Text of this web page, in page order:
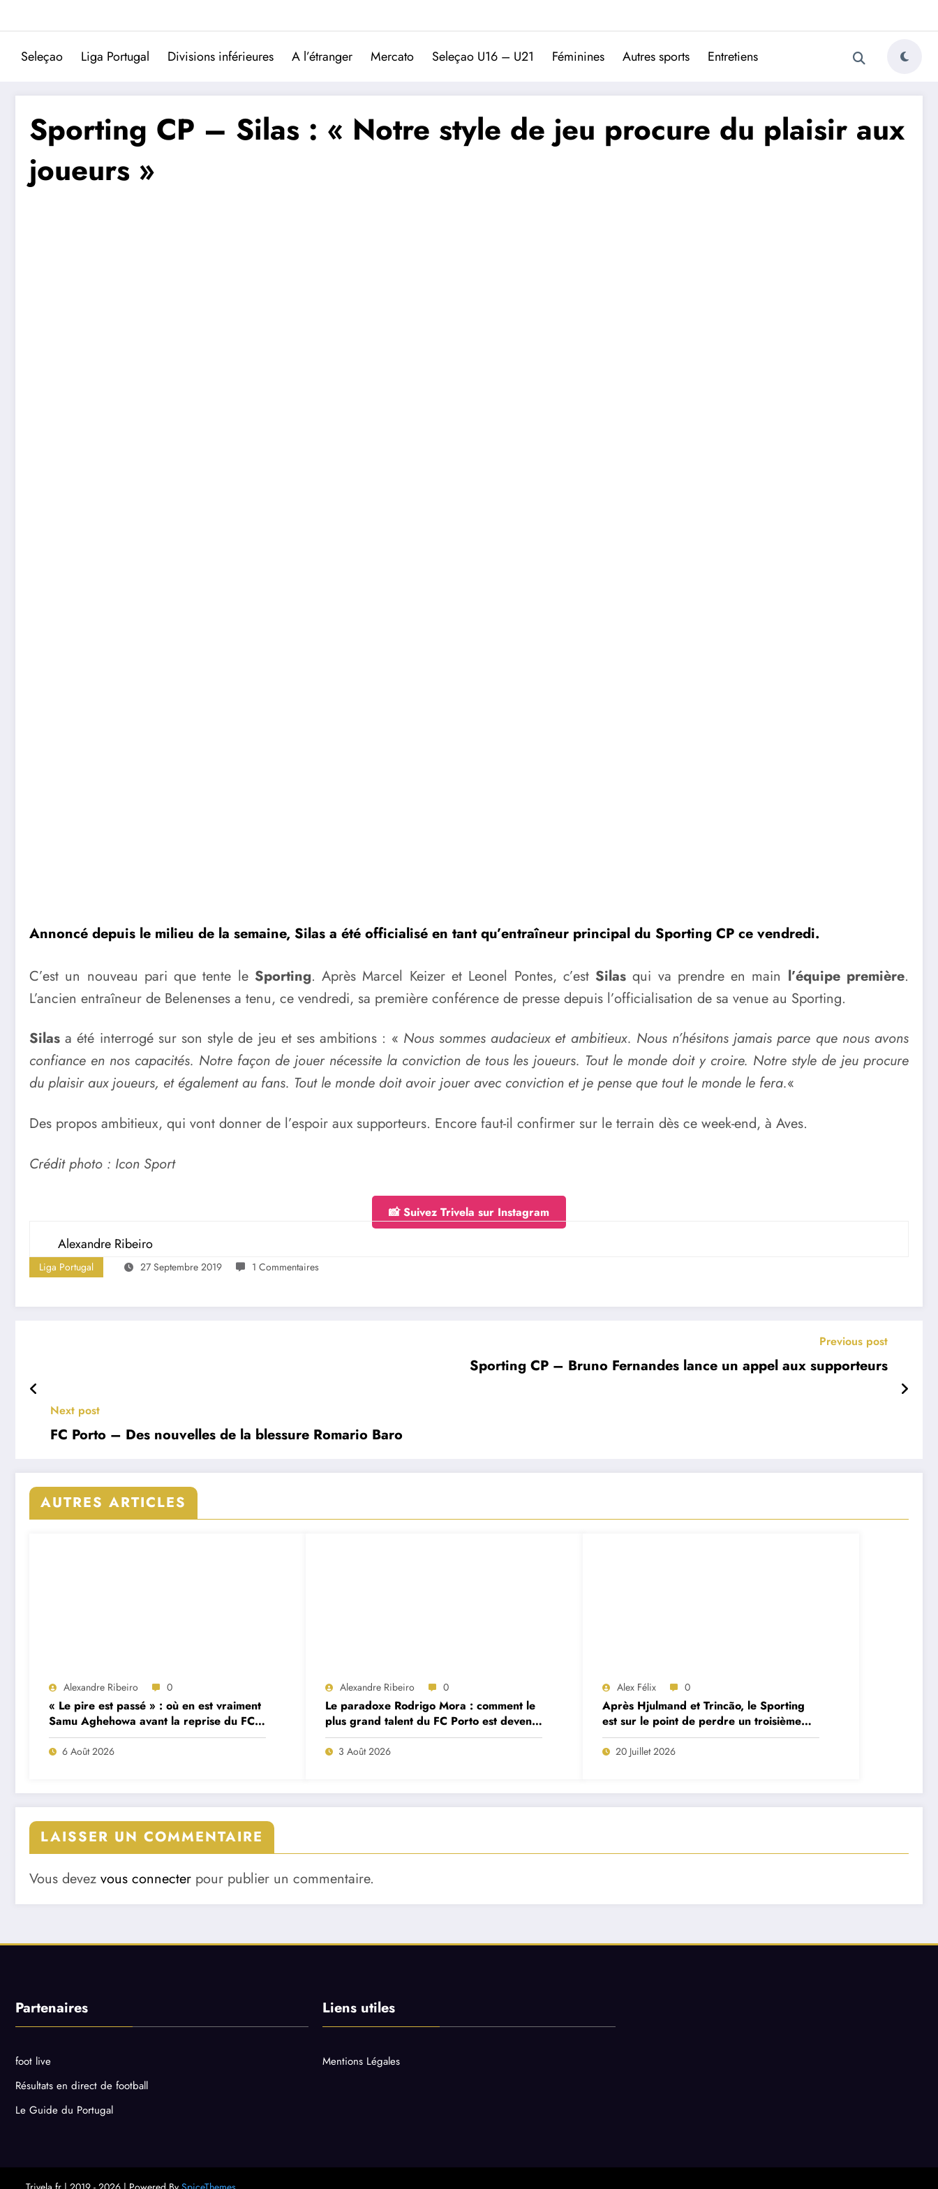
Trivela
L'actualité du football portugais
Seleçao Liga Portugal Divisions inférieures A l’étranger Mercato Seleçao U16 – U21 Féminines Autres sports Entretiens
Sporting CP – Silas : « Notre style de jeu procure du plaisir aux
joueurs »
Annoncé depuis le milieu de la semaine, Silas a été officialisé en tant qu’entraîneur principal du Sporting CP ce vendredi.
C’est un nouveau pari que tente le Sporting. Après Marcel Keizer et Leonel Pontes, c’est Silas qui va prendre en main l’équipe première.
L’ancien entraîneur de Belenenses a tenu, ce vendredi, sa première conférence de presse depuis l’officialisation de sa venue au Sporting.
Silas a été interrogé sur son style de jeu et ses ambitions : « Nous sommes audacieux et ambitieux. Nous n’hésitons jamais parce que nous avons
confiance en nos capacités. Notre façon de jouer nécessite la conviction de tous les joueurs. Tout le monde doit y croire. Notre style de jeu procure
du plaisir aux joueurs, et également au fans. Tout le monde doit avoir jouer avec conviction et je pense que tout le monde le fera.«
Des propos ambitieux, qui vont donner de l’espoir aux supporteurs. Encore faut-il confirmer sur le terrain dès ce week-end, à Aves.
Crédit photo : Icon Sport
📸 Suivez Trivela sur Instagram
Alexandre Ribeiro
Liga Portugal 27 Septembre 2019 1 Commentaires
Previous post
Sporting CP – Bruno Fernandes lance un appel aux supporteurs
Next post
FC Porto – Des nouvelles de la blessure Romario Baro
AUTRES ARTICLES
Alexandre Ribeiro 0
« Le pire est passé » : où en est vraiment
Samu Aghehowa avant la reprise du FC
Porto ?
6 Août 2026
Alexandre Ribeiro 0
Le paradoxe Rodrigo Mora : comment le
plus grand talent du FC Porto est devenu
un remplaçant de luxe
3 Août 2026
Alex Félix 0
Après Hjulmand et Trincão, le Sporting
est sur le point de perdre un troisième
cadre
20 Juillet 2026
LAISSER UN COMMENTAIRE
Vous devez vous connecter pour publier un commentaire.
Partenaires
foot live
Résultats en direct de football
Le Guide du Portugal
Liens utiles
Mentions Légales